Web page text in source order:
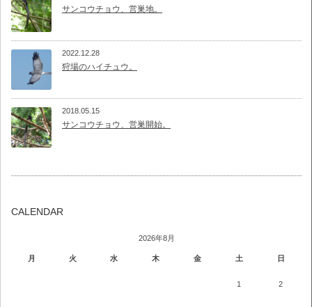
サンコウチョウ、営巣地。
2022.12.28
狩場のハイチュウ。
2018.05.15
サンコウチョウ、営巣開始。
CALENDAR
2026年8月
月 火 水 木 金 土 日
1 2